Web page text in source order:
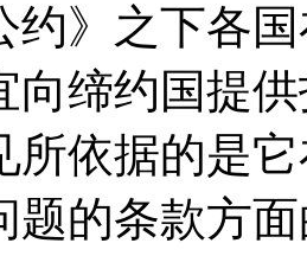
约》之下各
向缔约国提
所依据的是
题的条款方